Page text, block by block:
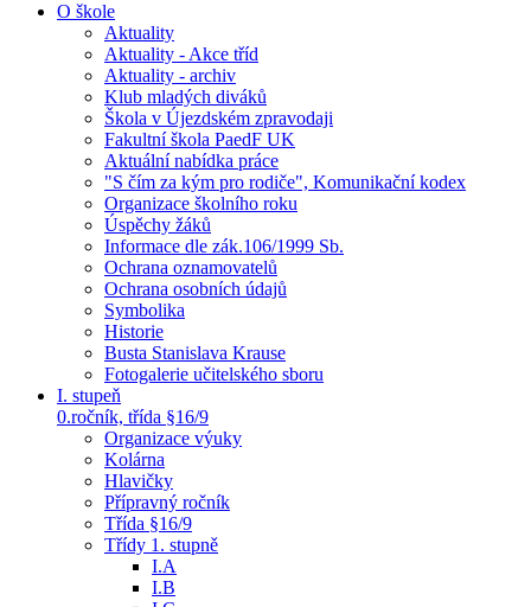
O škole
Aktuality
Aktuality - Akce tříd
Aktuality - archiv
Klub mladých diváků
Škola v Újezdském zpravodaji
Fakultní škola PaedF UK
Aktuální nabídka práce
"S čím za kým pro rodiče", Komunikační kodex
Organizace školního roku
Úspěchy žáků
Informace dle zák.106/1999 Sb.
Ochrana oznamovatelů
Ochrana osobních údajů
Symbolika
Historie
Busta Stanislava Krause
Fotogalerie učitelského sboru
I. stupeň
0.ročník, třída §16/9
Organizace výuky
Kolárna
Hlavičky
Přípravný ročník
Třída §16/9
Třídy 1. stupně
I.A
I.B